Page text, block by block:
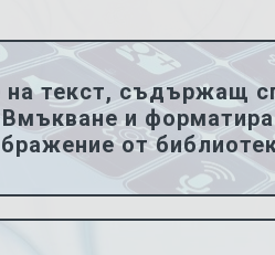
текст, съдържащ
и
от